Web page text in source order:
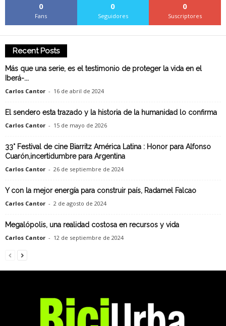
0
Fans
0
Seguidores
0
Suscriptores
Recent Posts
Más que una serie, es el testimonio de proteger la vida en el
Iberá-...
Carlos Cantor - 16 de abril de 2024
El sendero esta trazado y la historia de la humanidad lo confirma
Carlos Cantor - 15 de mayo de 2026
33° Festival de cine Biarritz América Latina : Honor para Alfonso
Cuarón,incertidumbre para Argentina
Carlos Cantor - 26 de septiembre de 2024
Y con la mejor energía para construir país, Radamel Falcao
Carlos Cantor - 2 de agosto de 2024
Megalópolis, una realidad costosa en recursos y vida
Carlos Cantor - 12 de septiembre de 2024